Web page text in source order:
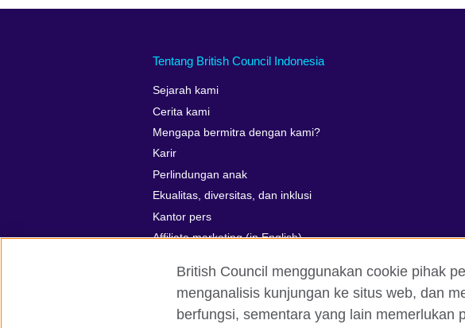
Tentang British Council Indonesia
Sejarah kami
Cerita kami
Mengapa bermitra dengan kami?
Karir
Perlindungan anak
Ekualitas, diversitas, dan inklusi
Kantor pers
Affiliate marketing (in English)
British Council global Kerahasiaan dan Ketentuan
British Council menggunakan cookie pihak
menganalisis kunjungan ke situs web, dan
berfungsi, sementara yang lain memerlukan